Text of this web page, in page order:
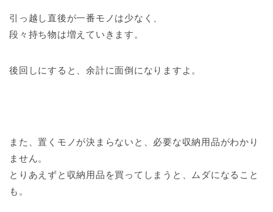
引っ越し直後が一番モノは少なく、
段々持ち物は増えていきます。
後回しにすると、余計に面倒になりますよ。
また、置くモノが決まらないと、必要な収納用品がわかり
ません。
とりあえずと収納用品を買ってしまうと、ムダになること
も。